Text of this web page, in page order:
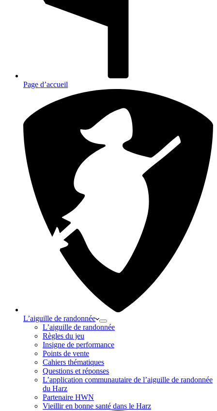
Page d’accueil
L’aiguille de randonnée
L’aiguille de randonnée
Règles du jeu
Insigne de performance
Points de vente
Cahiers thématiques
Questions et réponses
L’application communautaire de l’aiguille de randonnée
du Harz
Partenaire HWN
Vieillir en bonne santé dans le Harz